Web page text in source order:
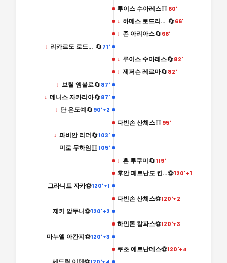
루이스 수아레스🟨60'
↓ 하메스 로드리게스 🔄66'
↓ 존 아리아스🔄66'
71'
🔄
↓ 리카르도 로드리게스
↓ 루이스 수아레스🔄82'
↓ 제퍼슨 레르마🔄82'
87'
🔄
↓ 브릴 엠볼로
87'
🔄
↓ 데니스 자카리아
90'+2
🔄
↓ 단 은도예
다빈손 산체스🟨95'
103'
🔄
↓ 파비안 리더
105'
🟨
미로 무하임
↓ 혼 루쿠미🔄119'
후안 페르난도 킨테로⚽120'+1
120'+1
⚽
그라니트 자카
다빈손 산체스⚽120'+2
120'+2
⚽
제키 암두니
하민톤 캄파스⚽120'+3
120'+3
⚽
마누엘 아칸지
쿠초 에르난데스⚽120'+4